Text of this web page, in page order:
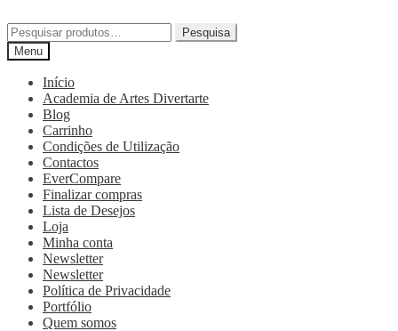
Pesquisa
Menu
Início
Academia de Artes Divertarte
Blog
Carrinho
Condições de Utilização
Contactos
EverCompare
Finalizar compras
Lista de Desejos
Loja
Minha conta
Newsletter
Newsletter
Política de Privacidade
Portfólio
Quem somos